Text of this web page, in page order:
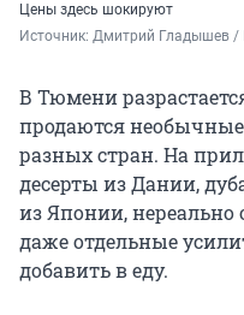
Цены здесь шокируют
Источник: Дмитрий Гладышев /
В Тюмени
продаются
разных стран. На
десерты из Дании,
из Японии, нереально
даже отдельные
добавить в еду.